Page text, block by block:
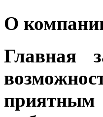
О
Главная